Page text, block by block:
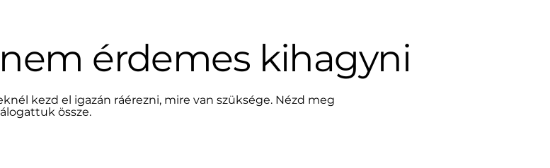
érdemes kihagyni
kezd el igazán ráérezni, mire van szüksége. Nézd meg
össze.